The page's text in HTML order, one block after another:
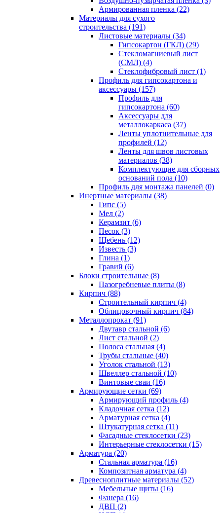
Армированная пленка (22)
Материалы для сухого
строительства (191)
Листовые материалы (34)
Гипсокартон (ГКЛ) (29)
Стекломагниевый лист
(СМЛ) (4)
Cтеклофибровый лист (1)
Профиль для гипсокартона и
аксессуары (157)
Профиль для
гипсокартона (60)
Аксессуары для
металлокаркаса (37)
Ленты уплотнительные для
профилей (12)
Ленты для швов листовых
материалов (38)
Комплектующие для сборных
оснований пола (10)
Профиль для монтажа панелей (0)
Инертные материалы (38)
Гипс (5)
Мел (2)
Керамзит (6)
Песок (3)
Щебень (12)
Известь (3)
Глина (1)
Гравий (6)
Блоки строительные (8)
Пазогребневые плиты (8)
Кирпич (88)
Строительный кирпич (4)
Облицовочный кирпич (84)
Металлопрокат (91)
Двутавр стальной (6)
Лист стальной (2)
Полоса стальная (4)
Трубы стальные (40)
Уголок стальной (13)
Швеллер стальной (10)
Винтовые сваи (16)
Армирующие сетки (69)
Армирующий профиль (4)
Кладочная сетка (12)
Арматурная сетка (4)
Штукатурная сетка (11)
Фасадные стеклосетки (23)
Интерьерные стеклосетки (15)
Арматура (20)
Стальная арматура (16)
Композитная арматура (4)
Древесноплитные материалы (52)
Мебельные щиты (16)
Фанера (16)
ДВП (2)